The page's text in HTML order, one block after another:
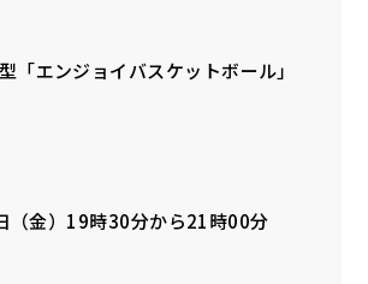
「エンジョイバスケットボール」
（金）19時30分から21時00分